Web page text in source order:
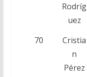
Rodríg
uez
70
Cristia
n
Pérez